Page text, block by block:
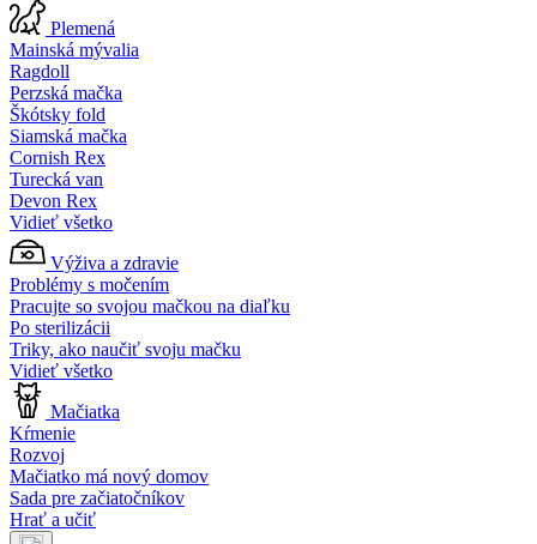
Plemená
Mainská mývalia
Ragdoll
Perzská mačka
Škótsky fold
Siamská mačka
Cornish Rex
Turecká van
Devon Rex
Vidieť všetko
Výživa a zdravie
Problémy s močením
Pracujte so svojou mačkou na diaľku
Po sterilizácii
Triky, ako naučiť svoju mačku
Vidieť všetko
Mačiatka
Kŕmenie
Rozvoj
Mačiatko má nový domov
Sada pre začiatočníkov
Hrať a učiť